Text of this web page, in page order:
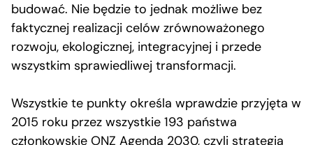
budować. Nie będzie to jednak możliwe bez
faktycznej realizacji celów zrównoważonego
rozwoju, ekologicznej, integracyjnej i przede
wszystkim sprawiedliwej transformacji.
Wszystkie te punkty określa wprawdzie przyjęta w
2015 roku przez wszystkie 193 państwa
członkowskie ONZ Agenda 2030, czyli strategia